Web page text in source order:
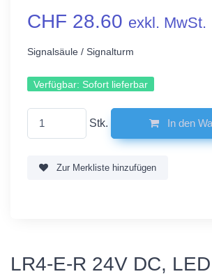
CHF 28.60 exkl. MwSt.
Signalsäule / Signalturm
Verfügbar: Sofort lieferbar
Stk. In den
Zur Merkliste hinzufügen
LR4-E-R 24V DC, LED